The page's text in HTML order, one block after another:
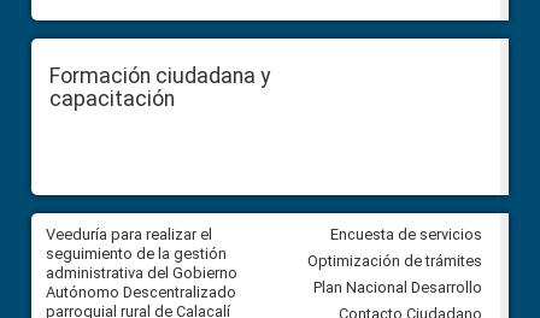
Formación ciudadana y
capacitación
Veeduría para realizar el
seguimiento de la gestión
administrativa del Gobierno
Autónomo Descentralizado
parroquial rural de Calacalí
Veeduría para vigilar los
derivados de la Audiencia
comunidad Urbina, parroquia
Carolina
Encuesta de servicios
Optimización de trámites
Plan Nacional Desarrollo
Contacto Ciudadano